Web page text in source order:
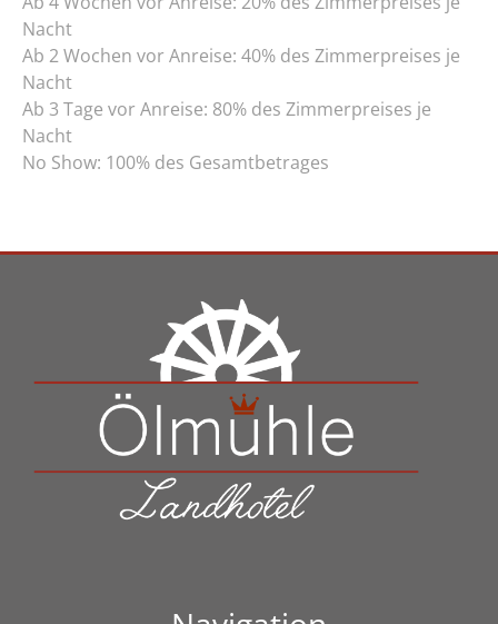
Nacht
Ab 2 Wochen vor Anreise: 40% des Zimmerpreises je
Nacht
Ab 3 Tage vor Anreise: 80% des Zimmerpreises je
Nacht
No Show: 100% des Gesamtbetrages